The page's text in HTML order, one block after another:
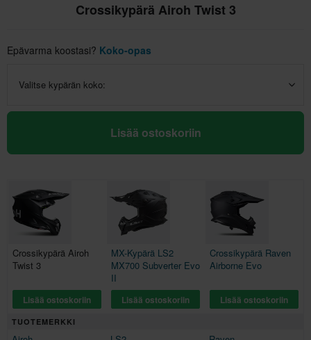
Crossikypärä Airoh Twist 3
Epävarma koostasi? Koko-opas
Valitse kypärän koko:
Lisää ostoskoriin
Crossikypärä Airoh
Twist 3
MX-Kypärä LS2
MX700 Subverter Evo
II
Crossikypärä Raven
Airborne Evo
Lisää ostoskoriin Lisää ostoskoriin Lisää ostoskoriin
TUOTEMERKKI